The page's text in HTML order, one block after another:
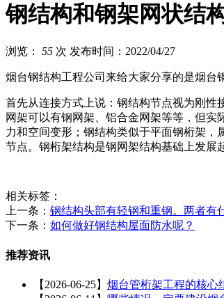
钢结构和钢架网状结
浏览： 55 次 发布时间：2022/04/27
烟台钢结构工程公司来给大家分享的是烟台
首先从连接方式上说：钢结构节点视为刚性
网架可以有钢网架、铝合金网架等等，但
力和空间变形；钢结构类似于平面钢桁架
节点。钢桁架结构是钢网架结构基础上发展
相关标签：
上一条： 钢结构头部有轻钢和重钢。两者有
下一条： 如何做好钢结构屋面防水呢？
推荐资讯
【2026-06-25】 烟台管桁架工程的核心